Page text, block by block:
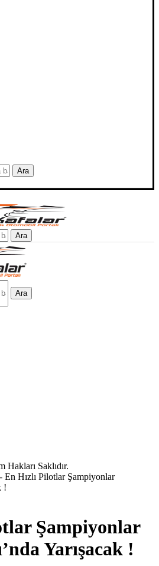
Ara
Ara
Ara
Saklıdır.
- En Hızlı Pilotlar Şampiyonlar
!
Şampiyonlar
Yarışacak !